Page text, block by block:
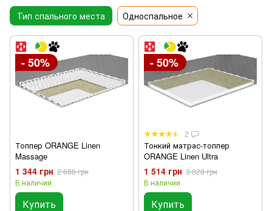
Матрасы топперы 160х190
Матрасы топперы 160х200
Матрасы топперы 180х200
Тип спального места Односпальное
- 50%
Топпер ORANGE Linen
Massage
1 344 грн 2 688 грн
В наличии
Купить
- 50%
2
Тонкий матрас-топпер
ORANGE Linen Ultra
1 514 грн 3 028 грн
В наличии
Купить